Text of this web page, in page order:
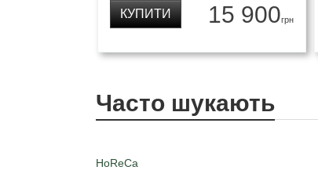
15 900грн
КУПИТИ
Часто шукають
HoReCa